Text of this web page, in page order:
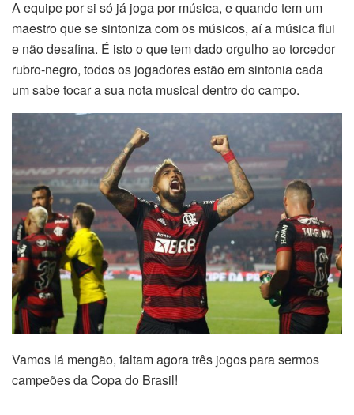
A equipe por si só já joga por música, e quando tem um
maestro que se sintoniza com os músicos, aí a música flui
e não desafina. É isto o que tem dado orgulho ao torcedor
rubro-negro, todos os jogadores estão em sintonia cada
um sabe tocar a sua nota musical dentro do campo.
Vamos lá mengão, faltam agora três jogos para sermos
campeões da Copa do Brasil!